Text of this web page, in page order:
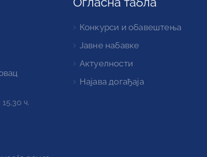
ч.
Конкурси и обавештења
Јавне набавке
Актуелности
Најава догађаја